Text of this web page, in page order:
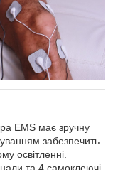
EMS має зручну
забезпечить
освітленні.